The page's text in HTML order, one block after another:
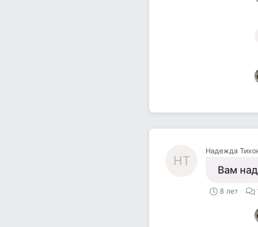
НТ
Надежда
Вам
8 лет